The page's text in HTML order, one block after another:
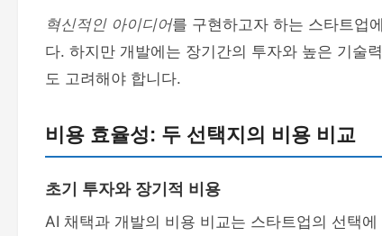
혁신적인 아이디어를 구현하고자 하는 스타트업
다. 하지만 개발에는 장기간의 투자와 높은 기술
도 고려해야 합니다.
비용 효율성: 두 선택지의 비용 비교
초기 투자와 장기적 비용
AI 채택과 개발의 비용 비교는 스타트업의 선택